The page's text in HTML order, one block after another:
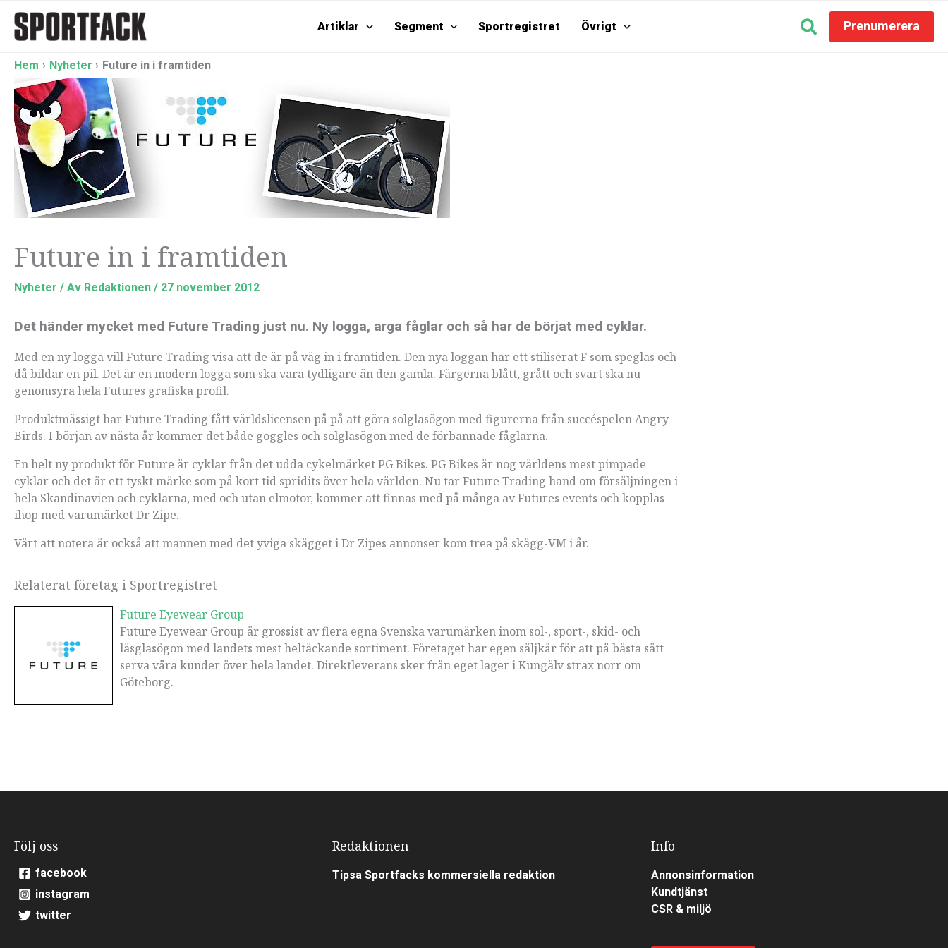
innehåll
Artiklar Segment Sportregistret Övrigt Prenumerera
Hem Nyheter Future in i framtiden
Future in i framtiden
Nyheter / Av Redaktionen / 27 november 2012
Det händer mycket med Future Trading just nu. Ny logga, arga fåglar och så har de börjat med cyklar.
Med en ny logga vill Future Trading visa att de är på väg in i framtiden. Den nya loggan har ett stiliserat F som speglas och
då bildar en pil. Det är en modern logga som ska vara tydligare än den gamla. Färgerna blått, grått och svart ska nu
genomsyra hela Futures grafiska profil.
Produktmässigt har Future Trading fått världslicensen på på att göra solglasögon med figurerna från succéspelen Angry
Birds. I början av nästa år kommer det både goggles och solglasögon med de förbannade fåglarna.
En helt ny produkt för Future är cyklar från det udda cykelmärket PG Bikes. PG Bikes är nog världens mest pimpade
cyklar och det är ett tyskt märke som på kort tid spridits över hela världen. Nu tar Future Trading hand om försäljningen i
hela Skandinavien och cyklarna, med och utan elmotor, kommer att finnas med på många av Futures events och kopplas
ihop med varumärket Dr Zipe.
Värt att notera är också att mannen med det yviga skägget i Dr Zipes annonser kom trea på skägg-VM i år.
Relaterat företag i Sportregistret
Future Eyewear Group
Future Eyewear Group är grossist av flera egna Svenska varumärken inom sol-, sport-, skid- och
läsglasögon med landets mest heltäckande sortiment. Företaget har egen säljkår för att på bästa sätt
serva våra kunder över hela landet. Direktleverans sker från eget lager i Kungälv strax norr om
Göteborg.
Följ oss
facebook
instagram
twitter
Redaktionen
Tipsa Sportfacks kommersiella redaktion
Info
Annonsinformation
Kundtjänst
CSR & miljö